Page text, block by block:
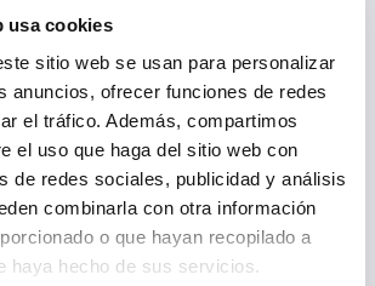
usa cookies
sitio web se usan para personalizar
anuncios, ofrecer funciones de redes
el tráfico. Además, compartimos
el uso que haga del sitio web con
de redes sociales, publicidad y análisis
combinarla con otra información
o que hayan recopilado a
haya hecho de sus servicios.